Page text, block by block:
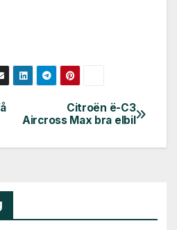
Citroën ë-C3
Aircross Max bra elbil